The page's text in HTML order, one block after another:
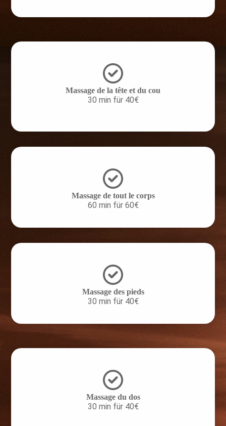
Massage de la tête et du cou
30 min für 40€
Massage de tout le corps
60 min für 60€
Massage des pieds
30 min für 40€
Massage du dos
30 min für 40€